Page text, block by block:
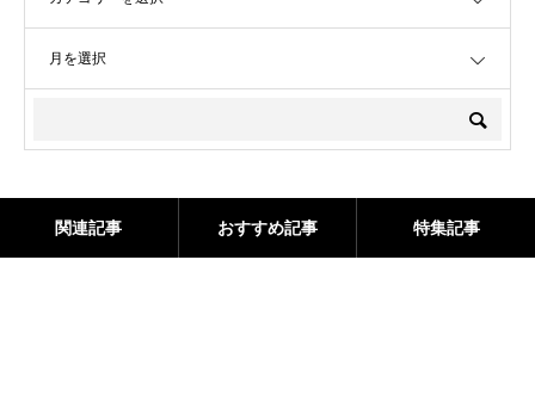
関連記事 おすすめ記事 特集記事